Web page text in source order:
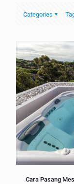
Categories
Cara Pasang